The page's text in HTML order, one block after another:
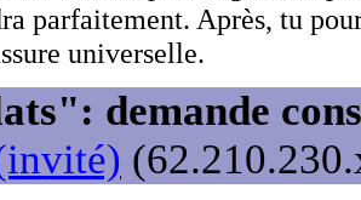
parfaitement. Après, tu
universelle.
demande